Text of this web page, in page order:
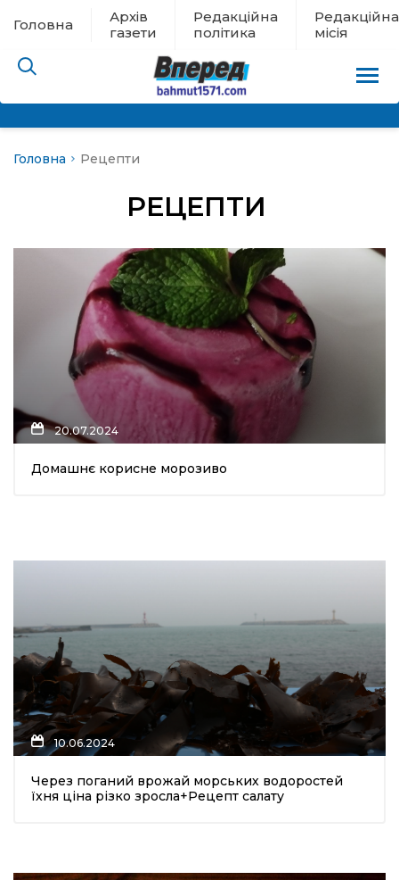
Головна
Архів
газети
Редакційна
політика
Редакційна
місія
новини
місія
Головна Рецепти
РЕЦЕПТИ
20.07.2024
Домашнє корисне морозиво
10.06.2024
Через поганий врожай морських водоростей
їхня ціна різко зросла+Рецепт салату